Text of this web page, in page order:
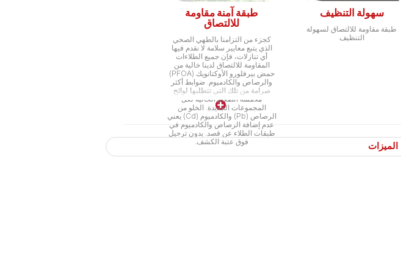
سهولة التنظيف
طبقة مقاومة للالتصاق لسهولة
التنظيف
طبقة آمنة مقاومة
للالتصاق
كجزء من التزامنا بالطهي الصحي
الذي يتبع معايير سلامة لا نقدم فيها
أي تنازلات، فإن جميع الطلاءات
المقاومة للالتصاق لدينا خالية من
حمض بيرفلورو الأوكتانويك (PFOA)
والرصاص والكادميوم. ضوابط أكثر
صرامة من تلك التي تتطلبها لوائح
ملامسة الطعام الحالية لكل
المجموعات الجديدة. الخلو من
الرصاص (Pb) والكادميوم (Cd) يعني
عدم إضافة الرصاص والكادميوم في
طبقات الطلاء عن قصد. بدون ترحيل
فوق عتبة الكشف.
الميزات